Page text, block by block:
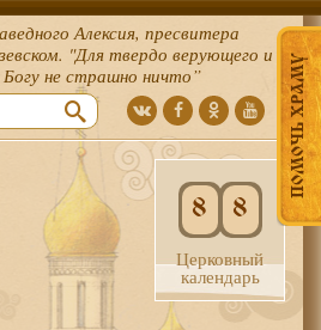
ПОМОЧЬ ХРАМУ
Алексия, пресвитера
"Для твердо верующего и
не страшно ничто”
8 8
Церковный
календарь